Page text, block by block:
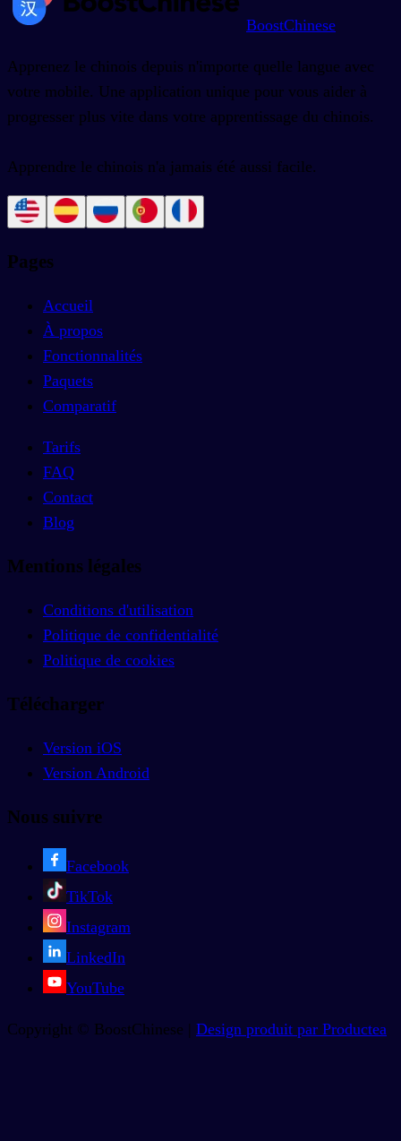
BoostChinese
Apprenez le chinois depuis n'importe quelle langue avec
votre mobile. Une application unique pour vous aider à
progresser plus vite dans votre apprentissage du chinois.
Apprendre le chinois n'a jamais été aussi facile.
Pages
Accueil
À propos
Fonctionnalités
Paquets
Comparatif
Tarifs
FAQ
Contact
Blog
Mentions légales
Conditions d'utilisation
Politique de confidentialité
Politique de cookies
Télécharger
Version iOS
Version Android
Nous suivre
Facebook
TikTok
Instagram
LinkedIn
YouTube
Copyright © BoostChinese | Design produit par Productea